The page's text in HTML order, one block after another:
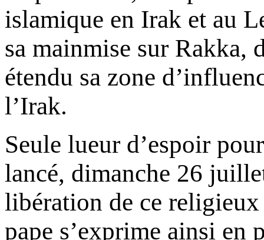
islamique en Irak et au
sa mainmise sur Rakka,
étendu sa zone
l’Irak.
Seule lueur d’espoir
lancé, dimanche 26
libération de ce religieux
pape s’exprime ainsi